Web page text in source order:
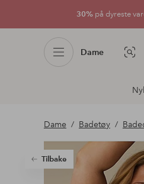
30% på dyreste
Dame
Dame Badetøy
Tilbake